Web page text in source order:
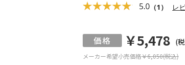
5.0 （1） レ
メーカー希望小売価格￥6,050(税込)
￥5,478 (